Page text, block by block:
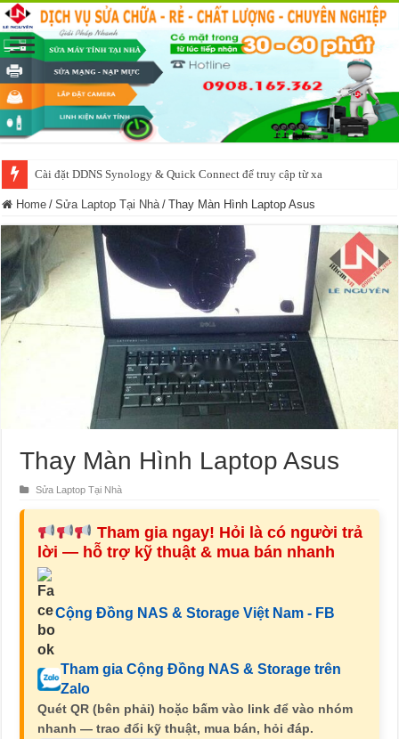
Cài đặt DDNS Synology & Quick Connect để truy cập từ xa
Home / Sửa Laptop Tại Nhà / Thay Màn Hình Laptop Asus
Thay Màn Hình Laptop Asus
Sửa Laptop Tại Nhà
Tham gia ngay! Hỏi là có người trả
lời — hỗ trợ kỹ thuật & mua bán nhanh
Cộng Đồng NAS & Storage Việt Nam - FB
Tham gia Cộng Đồng NAS & Storage trên
Zalo
Quét QR (bên phải) hoặc bấm vào link để vào nhóm
nhanh — trao đổi kỹ thuật, mua bán, hỏi đáp.